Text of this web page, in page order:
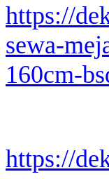
https://
sewa-
160cm-
https://